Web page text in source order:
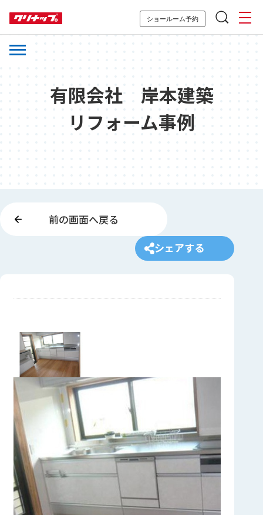
ショールーム予約
有限会社 岸本建築
リフォーム事例
前の画面へ戻る
シェアする